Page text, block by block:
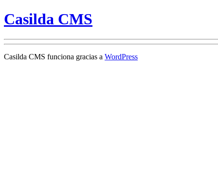
Casilda CMS
Casilda CMS funciona gracias a WordPress